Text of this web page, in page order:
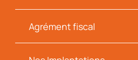
Agrément fiscal